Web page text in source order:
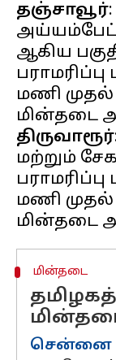
தஞ்சாவூர்
ஆகிய
மணி
திருவாரூர்
மற்றும்
மணி
மின்தடை
சென்னை